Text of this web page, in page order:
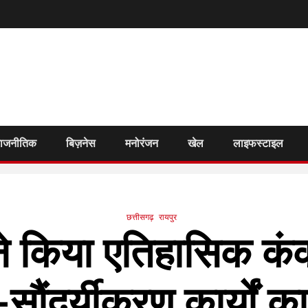
बिज़नेस मनोरंजन खेल लाइफस्टाइल
छत्तीसगढ़ रायपुर
एतिहासिक